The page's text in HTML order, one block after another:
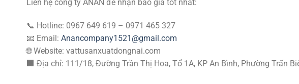
Liên hệ công ty ANAN để nhận báo giá tốt nhất:
📞 Hotline: 0967 649 619 – 0971 465 327
📧 Email: Anancompany1521@gmail.com
🌐 Website: vattusanxuatdongnai.com
🏢 Địa chỉ: 111/18, Đường Trần Thị Hoa, Tổ 1A, KP An Bình, Phường Trấn